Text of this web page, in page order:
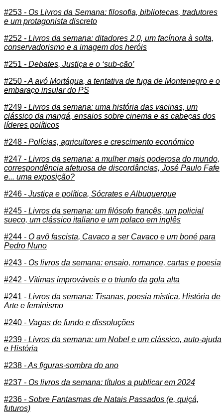
#253 - Os Livros da Semana: filosofia, bibliotecas, tradutores
e um protagonista discreto
#252 - Livros da semana: ditadores 2.0, um facínora à solta,
conservadorismo e a imagem dos heróis
#251 - Debates, Justiça e o ‘sub-cão’
#250 - A avó Mortágua, a tentativa de fuga de Montenegro e o
embaraço insular do PS
#249 - Livros da semana: uma história das vacinas, um
clássico da mangá, ensaios sobre cinema e as cabeças dos
líderes políticos
#248 - Polícias, agricultores e crescimento económico
#247 - Livros da semana: a mulher mais poderosa do mundo,
correspondência afetuosa de discordâncias, José Paulo Fafe
e... uma exposição?
#246 - Justiça e política, Sócrates e Albuquerque
#245 - Livros da semana: um filósofo francês, um policial
sueco, um clássico italiano e um polaco em inglês
#244 - O avô fascista, Cavaco a ser Cavaco e um boné para
Pedro Nuno
#243 - Os livros da semana: ensaio, romance, cartas e poesia
#242 - Vítimas improváveis e o triunfo da gola alta
#241 - Livros da semana: Tisanas, poesia mística, História de
Arte e feminismo
#240 - Vagas de fundo e dissoluções
#239 - Livros da semana: um Nobel e um clássico, auto-ajuda
e História
#238 - As figuras-sombra do ano
#237 - Os livros da semana: títulos a publicar em 2024
#236 - Sobre Fantasmas de Natais Passados (e, quiçá,
futuros)